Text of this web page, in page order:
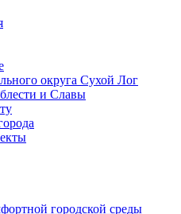
округа Сухой Лог
и Славы
городской среды